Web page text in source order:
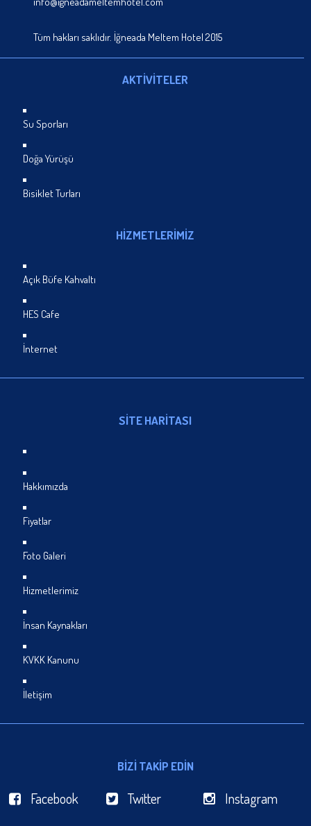
Tüm hakları saklıdır. İğneada Meltem Hotel 2015
AKTİVİTELER
Su Sporları
Doğa Yürüşü
Bisiklet Turları
HİZMETLERİMİZ
Açık Büfe Kahvaltı
HES Cafe
İnternet
SİTE HARİTASI
Hakkımızda
Fiyatlar
Foto Galeri
Hizmetlerimiz
İnsan Kaynakları
KVKK Kanunu
İletişim
BİZİ TAKİP EDİN
Facebook Twitter Instagram